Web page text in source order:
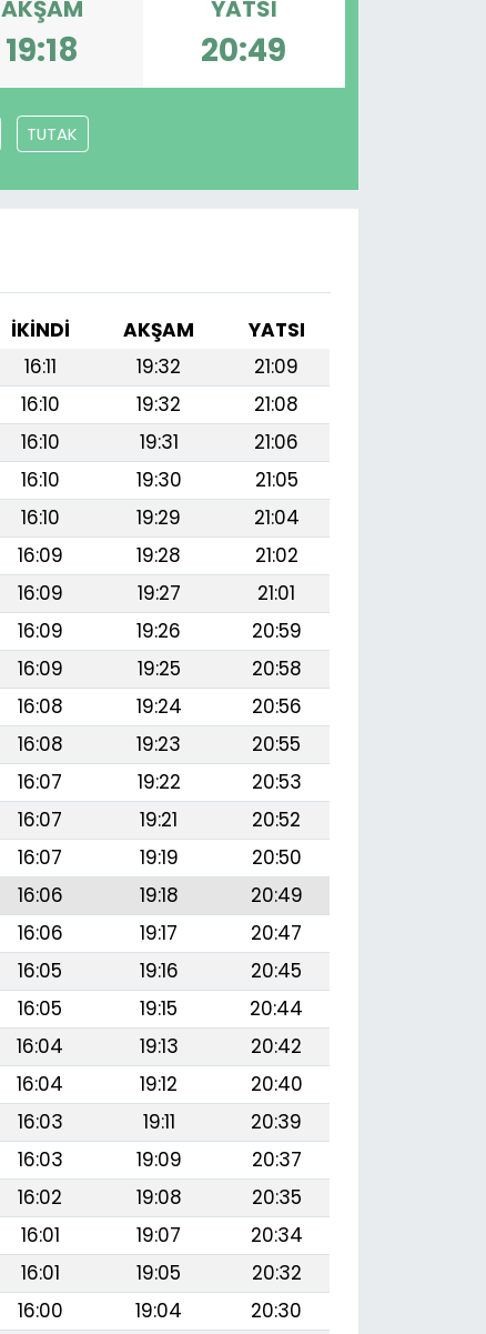
AKŞAM
19:18
YATSI
20:49
TUTAK
İKINDI AKŞAM
YATSI
16:11 19:32
21:09
16:10 19:32
21:08
16:10 19:31
21:06
16:10 19:30
21:05
16:10 19:29
21:04
16:09 19:28
21:02
16:09 19:27
21:01
16:09 19:26
20:59
16:09 19:25
20:58
16:08 19:24
20:56
16:08 19:23
20:55
16:07 19:22
20:53
16:07 19:21
20:52
16:07 19:19
20:50
16:06 19:18
20:49
16:06 19:17
20:47
16:05 19:16
20:45
16:05 19:15
20:44
16:04 19:13
20:42
16:04 19:12
20:40
16:03 19:11
20:39
16:03 19:09
20:37
16:02 19:08
20:35
16:01 19:07
20:34
16:01 19:05
20:32
16:00 19:04
20:30